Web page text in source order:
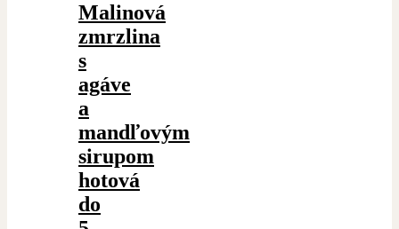
Malinová
zmrzlina
s
agáve
a
mandľovým
sirupom
hotová
do